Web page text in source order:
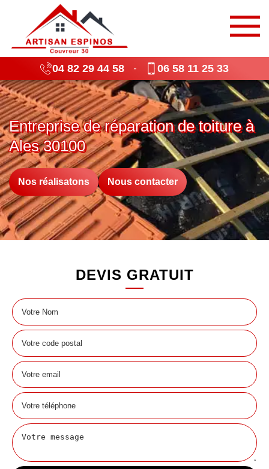
04 82 29 44 58 - 06 58 11 25 33
Entreprise de réparation de toiture à
Ales 30100
Nos réalisatons Nous contacter
DEVIS GRATUIT